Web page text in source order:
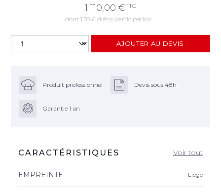
1 110,00 €TTC
dont 1,30 € d'éco-participation
AJOUTER AU DEVIS
Produit professionnel Devis sous 48h
Garantie 1 an
CARACTÉRISTIQUES Voir tout
EMPREINTE Liège